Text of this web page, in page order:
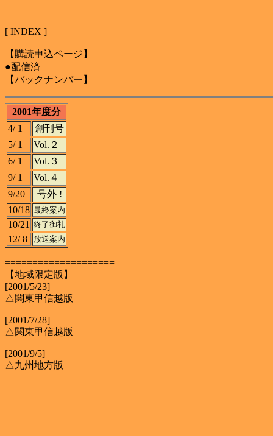
[ INDEX ]
【購読申込ページ】
●配信済
【バックナンバー】
2001年度分
4/ 1
創刊号
5/ 1
Vol.２
6/ 1
Vol.３
9/ 1
Vol.４
9/20
号外 !
10/18 最終案内
10/21 終了御礼
12/ 8 放送案内
====================
【地域限定版】
[2001/5/23]
△関東甲信越版
[2001/7/28]
△関東甲信越版
[2001/9/5]
△九州地方版